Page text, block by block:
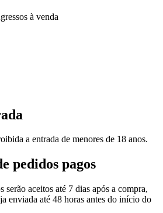
à venda
a entrada de menores de 18 anos.
pedidos pagos
serão aceitos até 7 dias após a compra,
enviada até 48 horas antes do início do